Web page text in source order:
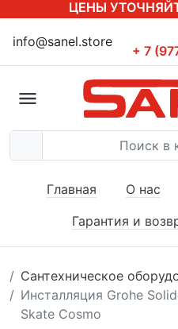
ЦЕНЫ
info@sanel.store
+ 7
Главная О нас
Гарантия и
Сантехническое
Инсталляция Grohe
Skate Cosmo